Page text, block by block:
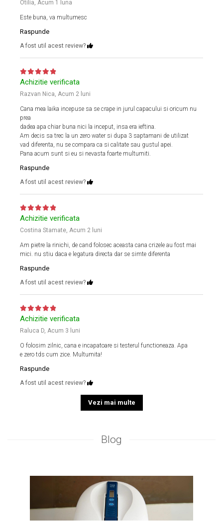
Otilia, Acum 1 luna
Este buna, va multumesc
Raspunde
A fost util acest review?
Achizitie verificata
Razvan Nica, Acum 2 luni
Cana mea laika incepuse sa se crape in jurul capacului si oricum nu
prea
dadea apa chiar buna nici la inceput, insa era ieftina.
Am decis sa trec la un zero water si dupa 3 saptamani de utilizat
vad diferenta, nu se compara ca si calitate sau gustul apei.
Pana acum sunt si eu si nevasta foarte multumiti.
Raspunde
A fost util acest review?
Achizitie verificata
Costina Stamate, Acum 2 luni
Am pietre la rinichi, de cand folosec aceasta cana crizele au fost mai
mici. nu stiu daca e legatura directa dar se simte diferenta
Raspunde
A fost util acest review?
Achizitie verificata
Raluca D, Acum 3 luni
O folosim zilnic, cana e incapatoare si testerul functioneaza. Apa
e zero tds cum zice. Multumita!
Raspunde
A fost util acest review?
Vezi mai multe
Blog